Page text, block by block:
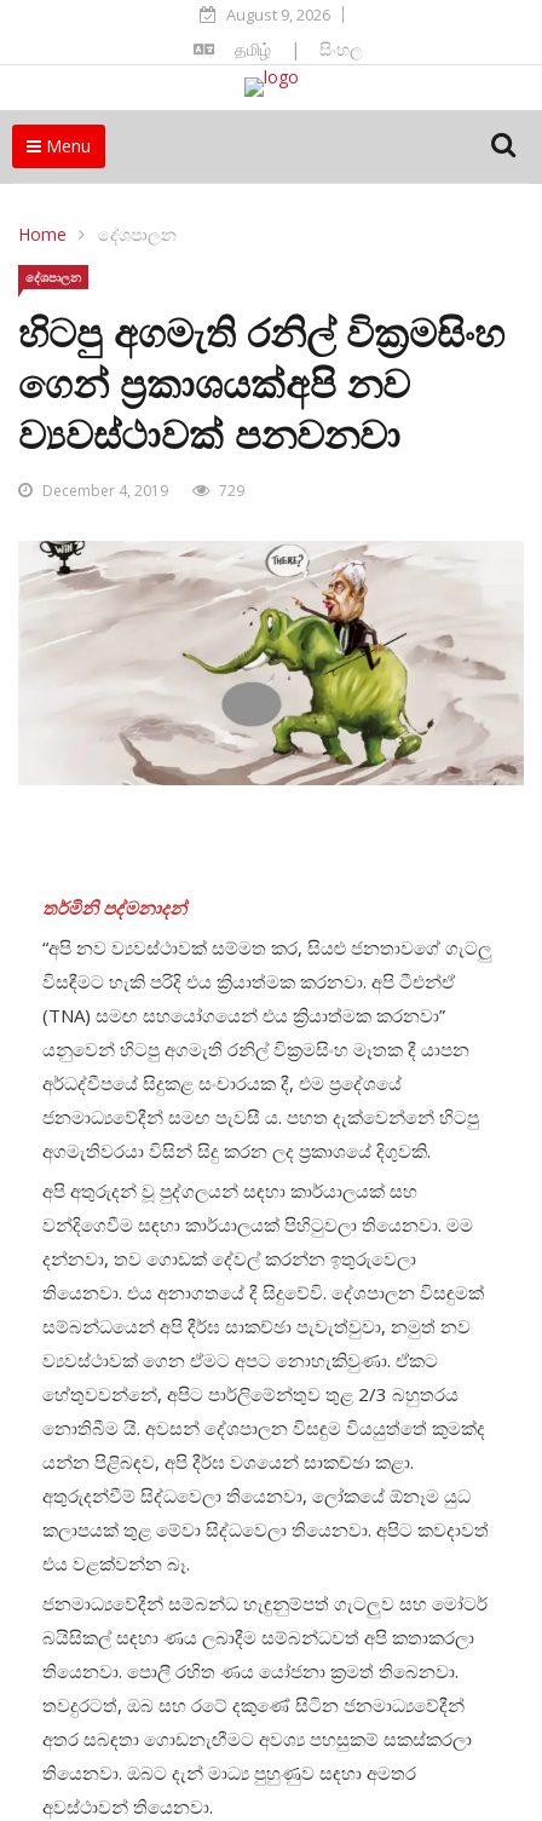
August 9, 2026
தமிழ் | සිංහල
Menu
Home දේශපාලන
දේශපාලන
හිටපු අගමැති රනිල් වික්‍රමසිංහ
ගෙන් ප්‍රකාශයක්අපි නව
ව්‍යවස්ථාවක් පනවනවා
December 4, 2019 729
තර්මිනි පද්මනාදන්
“අපි නව ව්‍යවස්ථාවක් සම්මත කර, සියළු ජනතාවගේ ගැටලු
විසඳීමට හැකි පරිදි එය ක්‍රියාත්මක කරනවා. අපි ටීඑන්ඒ
(TNA) සමඟ සහයෝගයෙන් එය ක්‍රියාත්මක කරනවා”
යනුවෙන් හිටපු අගමැති රනිල් වික්‍රමසිංහ මෑතක දී යාපන
අර්ධද්වීපයේ සිදුකළ සංචාරයක දී, එම ප්‍රදේශයේ
ජනමාධ්‍යවේදීන් සමඟ පැවසී ය. පහත දැක්වෙන්නේ හිටපු
අගමැතිවරයා විසින් සිදු කරන ලද ප්‍රකාශයේ දිගුවකි.
අපි අතුරුදන් වූ පුද්ගලයන් සඳහා කාර්යාලයක් සහ
වන්දිගෙවීම සඳහා කාර්යාලයක් පිහිටුවලා තියෙනවා. මම
දන්නවා, තව ගොඩක් දේවල් කරන්න ඉතුරුවෙලා
තියෙනවා. එය අනාගතයේ දී සිදුවේවි. දේශපාලන විසඳුමක්
සම්බන්ධයෙන් අපි දීර්ඝ සාකච්ඡා පැවැත්වුවා, නමුත් නව
ව්‍යවස්ථාවක් ගෙන ඒමට අපට නොහැකිවුණා. ඒකට
හේතුවවන්නේ, අපිට පාර්ලිමේන්තුව තුළ 2/3 බහුතරය
නොතිබීම යි. අවසන් දේශපාලන විසඳුම වියයුත්තේ කුමක්ද
යන්න පිළිබඳව, අපි දීර්ඝ වශයෙන් සාකච්ඡා කළා.
අතුරුදන්වීම් සිද්ධවෙලා තියෙනවා, ලෝකයේ ඕනෑම යුධ
කලාපයක් තුළ මේවා සිද්ධවෙලා තියෙනවා. අපිට කවදාවත්
එය වළක්වන්න බෑ.
ජනමාධ්‍යවේදීන් සම්බන්ධ හැඳුනුම්පත් ගැටලුව සහ මෝටර්
බයිසිකල් සඳහා ණය ලබාදීම සම්බන්ධවත් අපි කතාකරලා
තියෙනවා. පොලී රහිත ණය යෝජනා ක්‍රමත් තිබෙනවා.
තවදුරටත්, ඔබ සහ රටේ දකුණේ සිටින ජනමාධ්‍යවේදීන්
අතර සබඳතා ගොඩනැඟීමට අවශ්‍ය පහසුකම් සකස්කරලා
තියෙනවා. ඔබට දැන් මාධ්‍ය පුහුණුව සඳහා අමතර
අවස්ථාවන් තියෙනවා.